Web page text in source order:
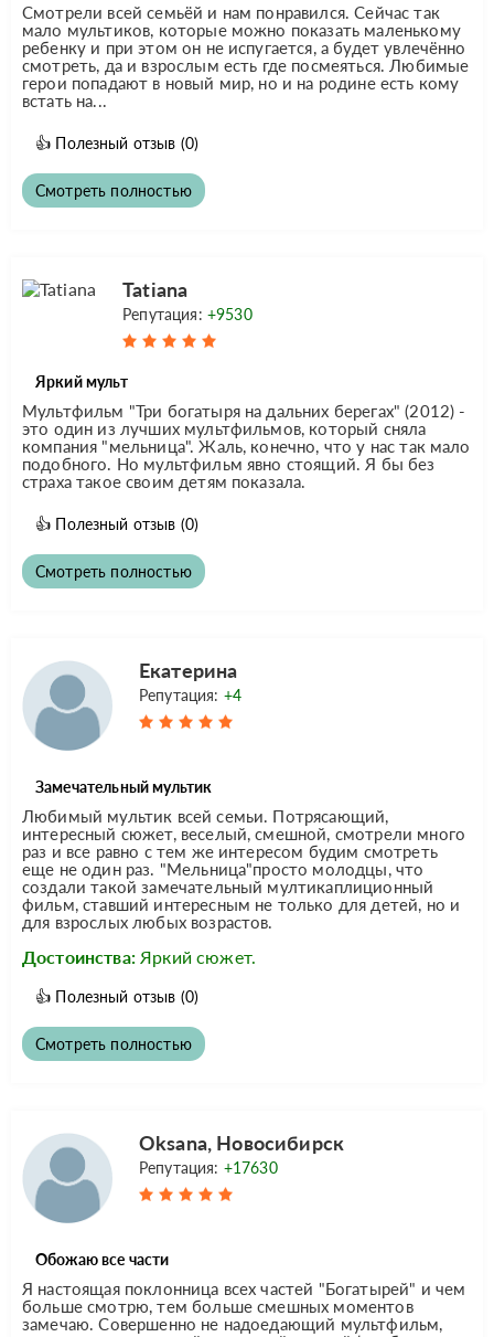
Смотрели всей семьёй и нам понравился. Сейчас так
мало мультиков, которые можно показать маленькому
ребенку и при этом он не испугается, а будет увлечённо
смотреть, да и взрослым есть где посмеяться. Любимые
герои попадают в новый мир, но и на родине есть кому
встать на...
👍 Полезный отзыв (0)
Смотреть полностью
Tatiana
Репутация: +9530
Яркий мульт
Мультфильм "Три богатыря на дальних берегах" (2012) -
это один из лучших мультфильмов, который сняла
компания "мельница". Жаль, конечно, что у нас так мало
подобного. Но мультфильм явно стоящий. Я бы без
страха такое своим детям показала.
👍 Полезный отзыв (0)
Смотреть полностью
Екатерина
Репутация: +4
Замечательный мультик
Любимый мультик всей семьи. Потрясающий,
интересный сюжет, веселый, смешной, смотрели много
раз и все равно с тем же интересом будим смотреть
еще не один раз. "Мельница"просто молодцы, что
создали такой замечательный мултикаплиционный
фильм, ставший интересным не только для детей, но и
для взрослых любых возрастов.
Достоинства: Яркий сюжет.
👍 Полезный отзыв (0)
Смотреть полностью
Oksana, Новосибирск
Репутация: +17630
Обожаю все части
Я настоящая поклонница всех частей "Богатырей" и чем
больше смотрю, тем больше смешных моментов
замечаю. Совершенно не надоедающий мультфильм,